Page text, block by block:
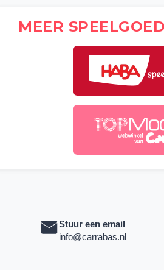
MEER
Stuur een email
info@carrabas.nl